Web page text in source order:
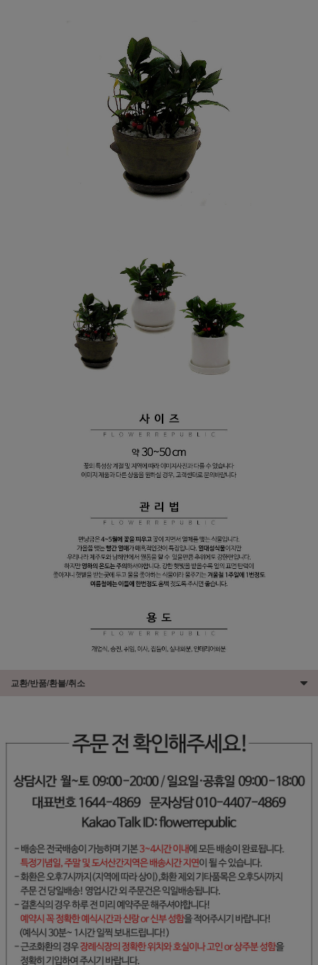
교환/반품/환불/취소